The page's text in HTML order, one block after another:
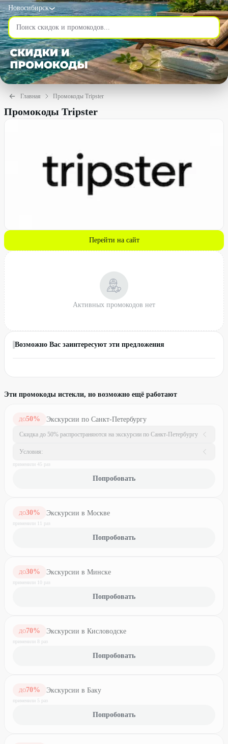
Новосибирск
Главная Промокоды Tripster
Промокоды Tripster
Перейти на сайт
Активных промокодов нет
Возможно Вас заинтересуют эти предложения
Эти промокоды истекли, но возможно ещё работают
ДО50% Экскурсии по Санкт-Петербургу
Скидка до 50% распространяются на экскурсии по Санкт-Петербургу
Условия:
применили 45 раз
Попробовать
ДО30% Экскурсии в Москве
применили 11 раз
Попробовать
ДО30% Экскурсии в Минске
применили 10 раз
Попробовать
ДО70% Экскурсии в Кисловодске
применили 8 раз
Попробовать
ДО70% Экскурсии в Баку
применили 5 раз
Попробовать